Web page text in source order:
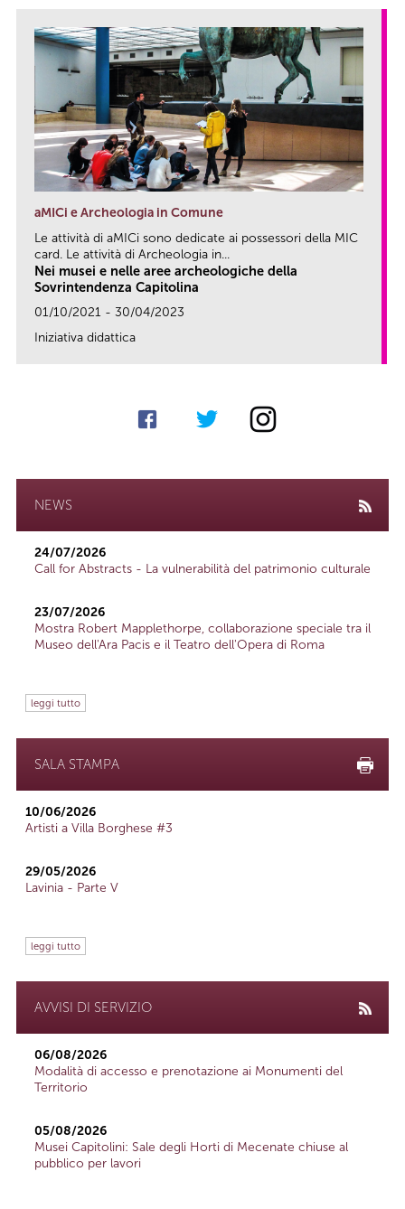
aMICi e Archeologia in Comune
Le attività di aMICi sono dedicate ai possessori della MIC
card. Le attività di Archeologia in...
Nei musei e nelle aree archeologiche della
Sovrintendenza Capitolina
01/10/2021 - 30/04/2023
Iniziativa didattica
NEWS
24/07/2026
Call for Abstracts - La vulnerabilità del patrimonio culturale
23/07/2026
Mostra Robert Mapplethorpe, collaborazione speciale tra il
Museo dell'Ara Pacis e il Teatro dell'Opera di Roma
leggi tutto
SALA STAMPA
10/06/2026
Artisti a Villa Borghese #3
29/05/2026
Lavinia - Parte V
leggi tutto
AVVISI DI SERVIZIO
06/08/2026
Modalità di accesso e prenotazione ai Monumenti del
Territorio
05/08/2026
Musei Capitolini: Sale degli Horti di Mecenate chiuse al
pubblico per lavori